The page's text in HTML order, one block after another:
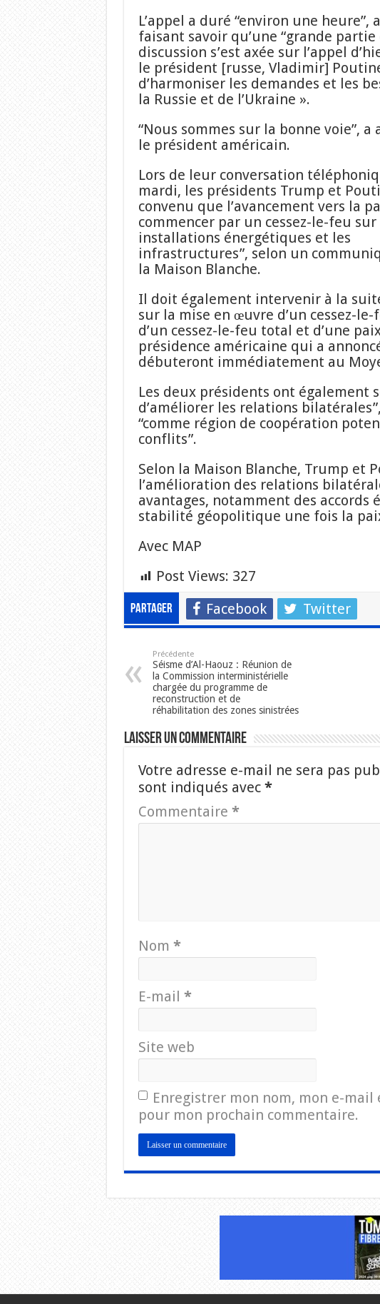
L’appel a duré “environ une heure”,
faisant savoir qu’une “grande partie
discussion s’est axée sur l’appel
le président [russe, Vladimir]
d’harmoniser les demandes et les
la Russie et de l’Ukraine ».
“Nous sommes sur la bonne voie”,
le président américain.
Lors de leur conversation
mardi, les présidents Trump et
convenu que l’avancement vers la
commencer par un cessez-le-feu sur
installations énergétiques et les
infrastructures”, selon un
la Maison Blanche.
Il doit également intervenir à la
sur la mise en œuvre d’un cessez-
d’un cessez-le-feu total et d’une
présidence américaine qui a
débuteront immédiatement au
Les deux présidents ont également
d’améliorer les relations
“comme région de coopération
conflits”.
Selon la Maison Blanche, Trump et
l’amélioration des relations
avantages, notamment des accords
stabilité géopolitique une fois la
Avec MAP
Post Views: 327
Partager Facebook Twitter
Précédente
Séisme d’Al-Haouz : Réunion de
la Commission interministérielle
chargée du programme de
reconstruction et de
réhabilitation des zones sinistrées
Laisser un commentaire
Votre adresse e-mail ne sera pas
sont indiqués avec *
Commentaire *
Nom *
E-mail *
Site web
Enregistrer mon nom, mon e-
pour mon prochain commentaire.